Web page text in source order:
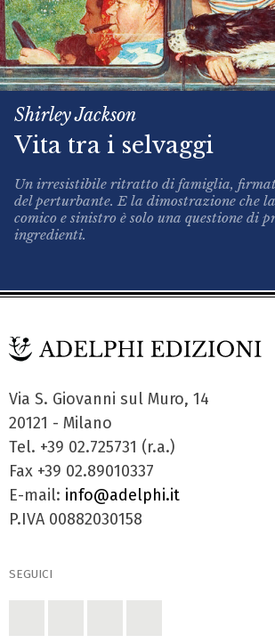
Shirley Jackson
Vita tra i selvaggi
Un irresistibile ritratto di famiglia,
del perturbante. E la dimostrazione che
comico e sinistro è solo una questione di
ingredienti.
Via S. Giovanni sul Muro, 14
20121 - Milano
Tel. +39 02.725731 (r.a.)
Fax +39 02.89010337
E-mail: info@adelphi.it
P.IVA 00882030158
SEGUICI